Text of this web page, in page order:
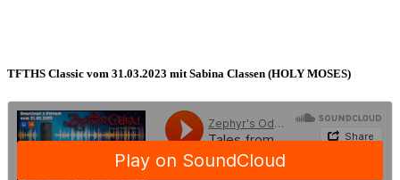
TFTHS Classic vom 31.03.2023 mit Sabina Classen (HOLY MOSES)